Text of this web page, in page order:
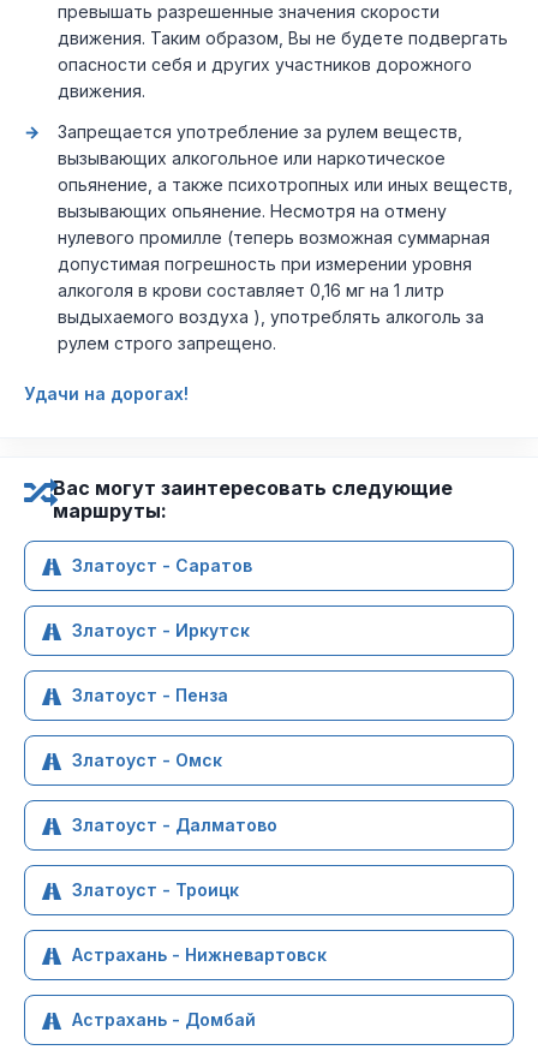
превышать разрешенные значения скорости
движения. Таким образом, Вы не будете подвергать
опасности себя и других участников дорожного
движения.
Запрещается употребление за рулем веществ,
вызывающих алкогольное или наркотическое
опьянение, а также психотропных или иных веществ,
вызывающих опьянение. Несмотря на отмену
нулевого промилле (теперь возможная суммарная
допустимая погрешность при измерении уровня
алкоголя в крови составляет 0,16 мг на 1 литр
выдыхаемого воздуха ), употреблять алкоголь за
рулем строго запрещено.
Удачи на дорогах!
Вас могут заинтересовать следующие
маршруты:
Златоуст - Саратов
Златоуст - Иркутск
Златоуст - Пенза
Златоуст - Омск
Златоуст - Далматово
Златоуст - Троицк
Астрахань - Нижневартовск
Астрахань - Домбай